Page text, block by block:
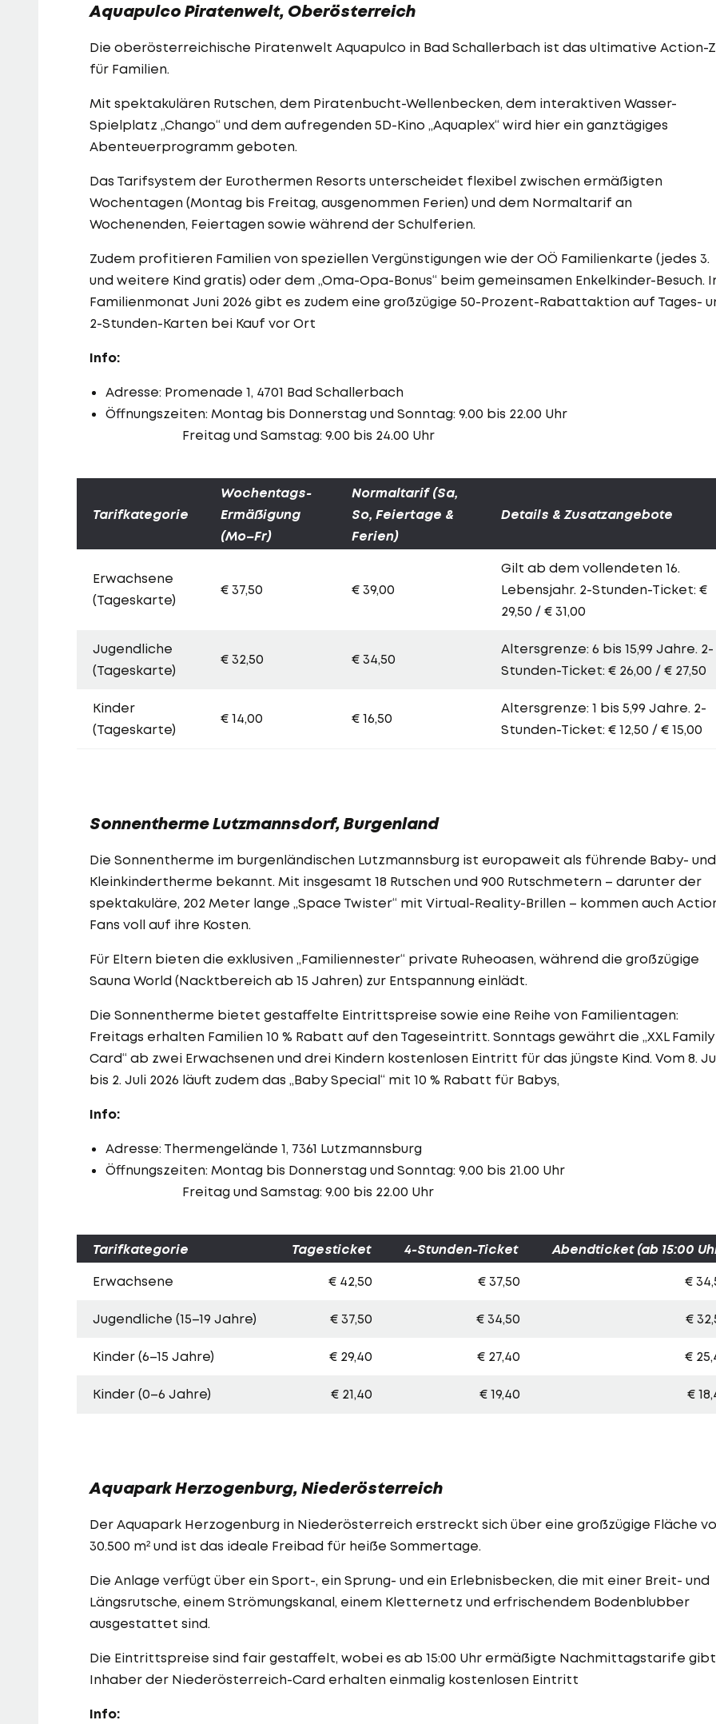
Aquapulco Piratenwelt, Oberösterreich
Die oberösterreichische Piratenwelt Aquapulco in Bad Schallerbach ist das ultimative Action-
für Familien.
Mit spektakulären Rutschen, dem Piratenbucht-Wellenbecken, dem interaktiven Wasser-
Spielplatz „Chango“ und dem aufregenden 5D-Kino „Aquaplex“ wird hier ein ganztägiges
Abenteuerprogramm geboten.
Das Tarifsystem der Eurothermen Resorts unterscheidet flexibel zwischen ermäßigten
Wochentagen (Montag bis Freitag, ausgenommen Ferien) und dem Normaltarif an
Wochenenden, Feiertagen sowie während der Schulferien.
Zudem profitieren Familien von speziellen Vergünstigungen wie der OÖ Familienkarte (jedes 3.
und weitere Kind gratis) oder dem „Oma-Opa-Bonus“ beim gemeinsamen Enkelkinder-Besuch.
Familienmonat Juni 2026 gibt es zudem eine großzügige 50-Prozent-Rabattaktion auf Tages-
2-Stunden-Karten bei Kauf vor Ort
Info:
Adresse: Promenade 1, 4701 Bad Schallerbach
Öffnungszeiten: Montag bis Donnerstag und Sonntag: 9.00 bis 22.00 Uhr
Freitag und Samstag: 9.00 bis 24.00 Uhr
Tarifkategorie
Wochentags-
Ermäßigung
(Mo–Fr)
Normaltarif (Sa,
So, Feiertage &
Ferien)
Details & Zusatzangebote
Erwachsene
(Tageskarte)
€ 37,50 € 39,00
Gilt ab dem vollendeten 16.
Lebensjahr. 2-Stunden-Ticket: €
29,50 / € 31,00
Jugendliche
(Tageskarte)
€ 32,50 € 34,50
Altersgrenze: 6 bis 15,99 Jahre. 2-
Stunden-Ticket: € 26,00 / € 27,50
Kinder
(Tageskarte)
€ 14,00 € 16,50
Altersgrenze: 1 bis 5,99 Jahre. 2-
Stunden-Ticket: € 12,50 / € 15,00
Sonnentherme Lutzmannsdorf, Burgenland
Die Sonnentherme im burgenländischen Lutzmannsburg ist europaweit als führende Baby- und
Kleinkindertherme bekannt. Mit insgesamt 18 Rutschen und 900 Rutschmetern – darunter der
spektakuläre, 202 Meter lange „Space Twister“ mit Virtual-Reality-Brillen – kommen auch
Fans voll auf ihre Kosten.
Für Eltern bieten die exklusiven „Familiennester“ private Ruheoasen, während die großzügige
Sauna World (Nacktbereich ab 15 Jahren) zur Entspannung einlädt.
Die Sonnentherme bietet gestaffelte Eintrittspreise sowie eine Reihe von Familientagen:
Freitags erhalten Familien 10 % Rabatt auf den Tageseintritt. Sonntags gewährt die „XXL Family
Card“ ab zwei Erwachsenen und drei Kindern kostenlosen Eintritt für das jüngste Kind. Vom 8.
bis 2. Juli 2026 läuft zudem das „Baby Special“ mit 10 % Rabatt für Babys,
Info:
Adresse: Thermengelände 1, 7361 Lutzmannsburg
Öffnungszeiten: Montag bis Donnerstag und Sonntag: 9.00 bis 21.00 Uhr
Freitag und Samstag: 9.00 bis 22.00 Uhr
Tarifkategorie Tagesticket 4-Stunden-Ticket
Abendticket (ab 15:00
Erwachsene
€ 42,50 € 37,50 €
Jugendliche (15–19 Jahre) € 37,50 € 34,50 €
Kinder (6–15 Jahre) € 29,40 € 27,40 €
Kinder (0–6 Jahre) € 21,40 € 19,40 €
Aquapark Herzogenburg, Niederösterreich
Der Aquapark Herzogenburg in Niederösterreich erstreckt sich über eine großzügige Fläche
30.500 m² und ist das ideale Freibad für heiße Sommertage.
Die Anlage verfügt über ein Sport-, ein Sprung- und ein Erlebnisbecken, die mit einer Breit- und
Längsrutsche, einem Strömungskanal, einem Kletternetz und erfrischendem Bodenblubber
ausgestattet sind.
Die Eintrittspreise sind fair gestaffelt, wobei es ab 15:00 Uhr ermäßigte Nachmittagstarife
Inhaber der Niederösterreich-Card erhalten einmalig kostenlosen Eintritt
Info: